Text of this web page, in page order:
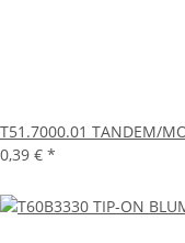
T51.7000.01 TANDEM/
0,39 € *